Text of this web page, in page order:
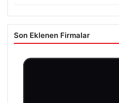
Son Eklenen Firmalar